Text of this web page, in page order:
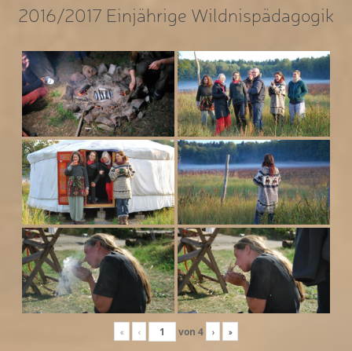
2016/2017 Einjährige Wildnispädagogik
« ‹ von 4 › »